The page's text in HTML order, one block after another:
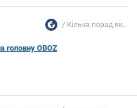
Кілька порад як...
головну OBOZ